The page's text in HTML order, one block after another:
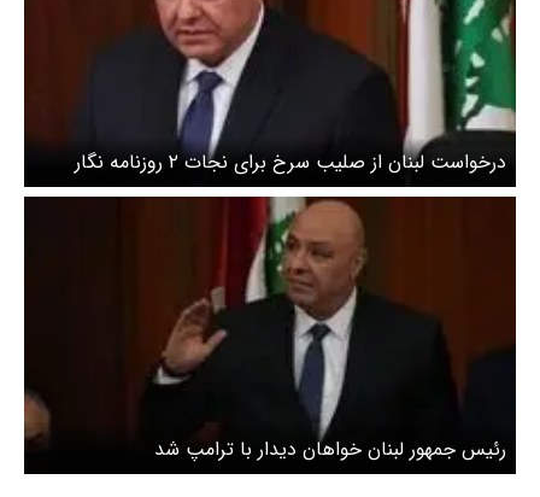
درخواست لبنان از صلیب سرخ برای نجات ۲ روزنامه نگار
لبنانی
رئیس جمهور لبنان خواهان دیدار با ترامپ شد